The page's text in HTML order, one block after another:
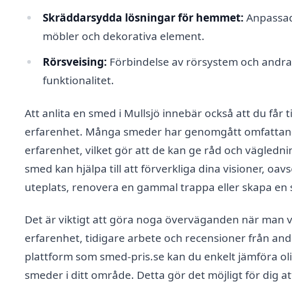
Skräddarsydda lösningar för hemmet:
möbler och dekorativa element.
Rörsveising: Förbindelse av rörsystem och
funktionalitet.
Att anlita en smed i Mullsjö innebär också att du får
erfarenhet. Många smeder har genomgått
erfarenhet, vilket gör att de kan ge råd och
smed kan hjälpa till att förverkliga dina visioner,
uteplats, renovera en gammal trappa eller skapa
Det är viktigt att göra noga överväganden när man
erfarenhet, tidigare arbete och recensioner från
plattform som smed-pris.se kan du enkelt jämföra
smeder i ditt område. Detta gör det möjligt för dig